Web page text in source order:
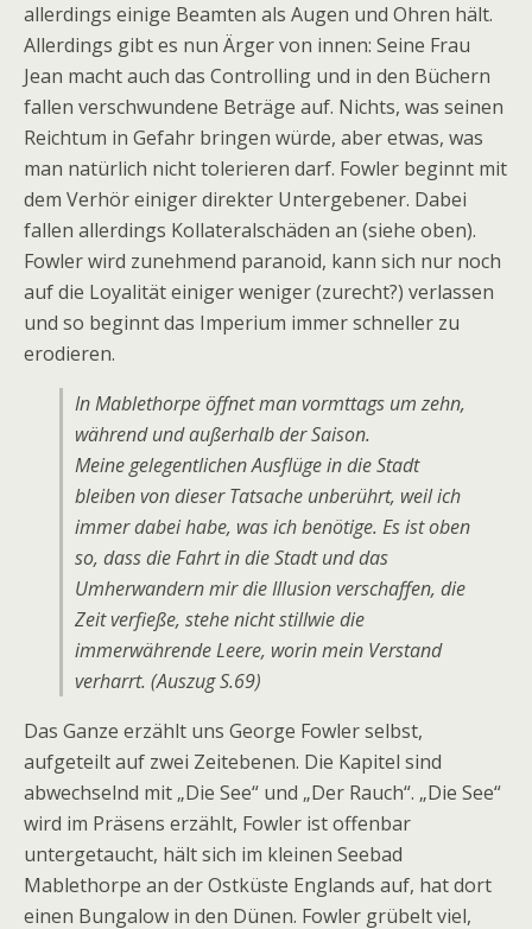
allerdings einige Beamten als Augen und Ohren hält.
Allerdings gibt es nun Ärger von innen: Seine Frau
Jean macht auch das Controlling und in den Büchern
fallen verschwundene Beträge auf. Nichts, was seinen
Reichtum in Gefahr bringen würde, aber etwas, was
man natürlich nicht tolerieren darf. Fowler beginnt mit
dem Verhör einiger direkter Untergebener. Dabei
fallen allerdings Kollateralschäden an (siehe oben).
Fowler wird zunehmend paranoid, kann sich nur noch
auf die Loyalität einiger weniger (zurecht?) verlassen
und so beginnt das Imperium immer schneller zu
erodieren.
In Mablethorpe öffnet man vormttags um zehn,
während und außerhalb der Saison.
Meine gelegentlichen Ausflüge in die Stadt
bleiben von dieser Tatsache unberührt, weil ich
immer dabei habe, was ich benötige. Es ist oben
so, dass die Fahrt in die Stadt und das
Umherwandern mir die Illusion verschaffen, die
Zeit verfieße, stehe nicht stillwie die
immerwährende Leere, worin mein Verstand
verharrt. (Auszug S.69)
Das Ganze erzählt uns George Fowler selbst,
aufgeteilt auf zwei Zeitebenen. Die Kapitel sind
abwechselnd mit „Die See“ und „Der Rauch“. „Die See“
wird im Präsens erzählt, Fowler ist offenbar
untergetaucht, hält sich im kleinen Seebad
Mablethorpe an der Ostküste Englands auf, hat dort
einen Bungalow in den Dünen. Fowler grübelt viel,